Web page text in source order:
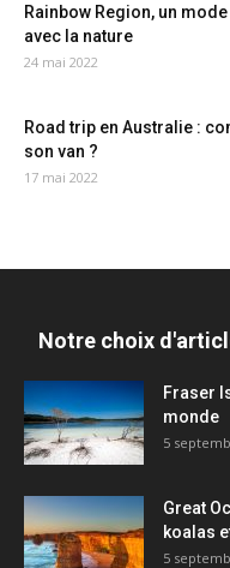
Rainbow Region, un
avec la nature
24 mai 2022
Road trip en Australie :
son van ?
17 mai 2022
Notre choix
Fraser
monde
5
Great
koalas
5